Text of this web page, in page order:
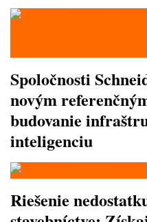
Spoločnosti
novým
budovanie
inteligenciu
Riešenie